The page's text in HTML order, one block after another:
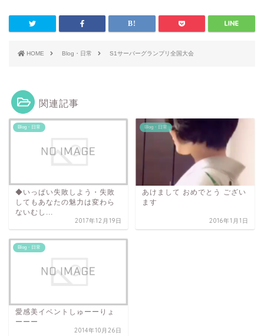
HOME Blog・日常 S1サーバーグランプリ全国大会
関連記事
Blog・日常
◆いっぱい失敗しよう・失敗
してもあなたの魅力は変わら
ないむし...
2017年12月19日
Blog・日常
あけまして おめでとう ござい
ます
2016年1月1日
Blog・日常
愛感美イベントしゅーーりょ
ーーー
2014年10月26日